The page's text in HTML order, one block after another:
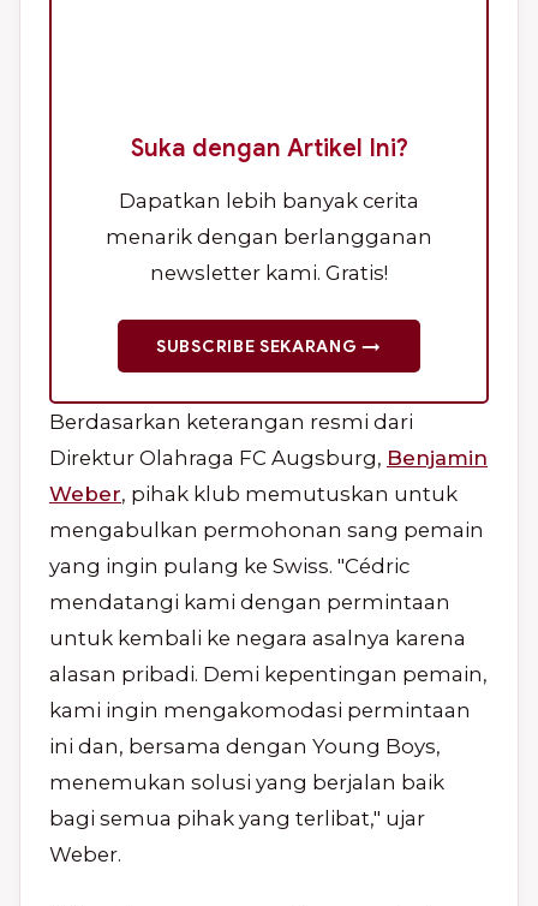
Suka dengan Artikel Ini?
Dapatkan lebih banyak cerita
menarik dengan berlangganan
newsletter kami. Gratis!
SUBSCRIBE SEKARANG →
Berdasarkan keterangan resmi dari
Direktur Olahraga FC Augsburg, Benjamin
Weber, pihak klub memutuskan untuk
mengabulkan permohonan sang pemain
yang ingin pulang ke Swiss. "Cédric
mendatangi kami dengan permintaan
untuk kembali ke negara asalnya karena
alasan pribadi. Demi kepentingan pemain,
kami ingin mengakomodasi permintaan
ini dan, bersama dengan Young Boys,
menemukan solusi yang berjalan baik
bagi semua pihak yang terlibat," ujar
Weber.